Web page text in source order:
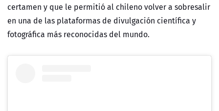
certamen y que le permitió al chileno volver a sobresalir
en una de las plataformas de divulgación científica y
fotográfica más reconocidas del mundo.